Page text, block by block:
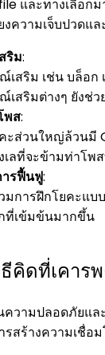
และทางเลือก
งความเจ็บปวด
ริม:
เสริม เช่น บล็อก
เสริมต่างๆ ยังช่
พส:
ะส่วนใหญ่ล้วนมี
เลที่จะข้ามท่าโพ
ารฟื้นฟู:
มการฝึกโยคะแ
ที่เข้มข้นมากขึ้น
คิดที่เคาร
วามปลอดภัยแ
รสร้างความเชื่